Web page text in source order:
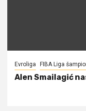
Evroliga FIBA Liga
Alen Smailagić